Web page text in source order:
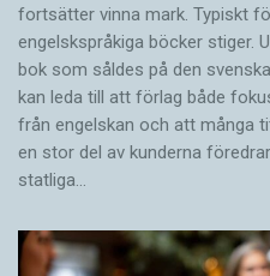
fortsätter vinna mark. Typiskt
engelskspråkiga böcker stiger.
bok som såldes på den
kan leda till att förlag både
från engelskan och att många
en stor del av kunderna
statliga…